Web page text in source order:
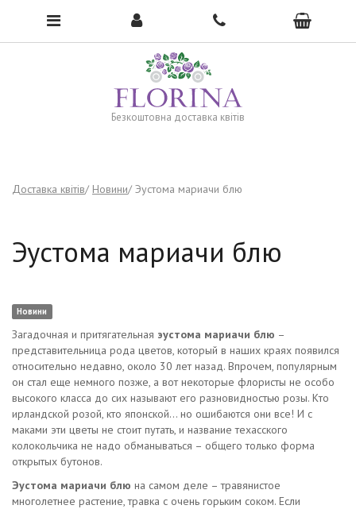
Безкоштовна доставка квітів
To open the menu, click here →
Доставка квітів Новини Эустома мариачи блю
Эустома мариачи блю
Новини
Загадочная и притягательная эустома мариачи блю –
представительница рода цветов, который в наших краях появился
относительно недавно, около 30 лет назад. Впрочем, популярным
он стал еще немного позже, а вот некоторые флористы не особо
высокого класса до сих называют его разновидностью розы. Кто
ирландской розой, кто японской… но ошибаются они все! И с
маками эти цветы не стоит путать, и название техасского
колокольчика не надо обманываться – общего только форма
открытых бутонов.
Эустома мариачи блю на самом деле – травянистое
многолетнее растение, травка с очень горьким соком. Если